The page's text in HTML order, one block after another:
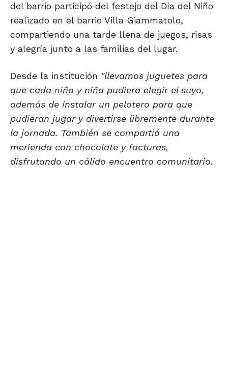
del barrio participó del festejo del Día del Niño
realizado en el barrio Villa Giammatolo,
compartiendo una tarde llena de juegos, risas
y alegría junto a las familias del lugar.
Desde la institución "llevamos juguetes para
que cada niño y niña pudiera elegir el suyo,
además de instalar un pelotero para que
pudieran jugar y divertirse libremente durante
la jornada. También se compartió una
merienda con chocolate y facturas,
disfrutando un cálido encuentro comunitario.